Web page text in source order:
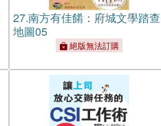
27.南方有佳餚：府城文學踏查
地圖05
絕版無法訂購